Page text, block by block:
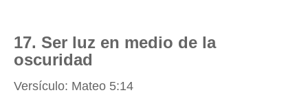
17. Ser luz en medio de la
oscuridad
Versículo: Mateo 5:14